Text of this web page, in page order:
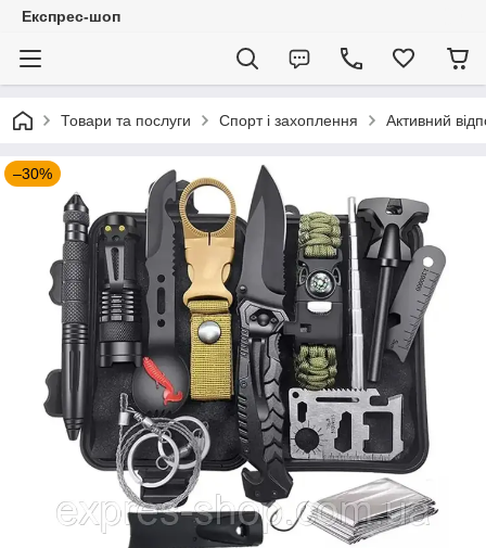
Експрес-шоп
Товари та послуги Спорт і захоплення Активний
–30%